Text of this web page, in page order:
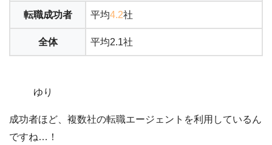
転職成功者 平均4.2社
全体 平均2.1社
ゆり
成功者ほど、複数社の転職エージェントを利用しているん
ですね…！